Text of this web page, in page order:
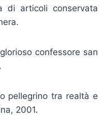
di articoli conservata
confessore san
pellegrino tra realtà e
2001.